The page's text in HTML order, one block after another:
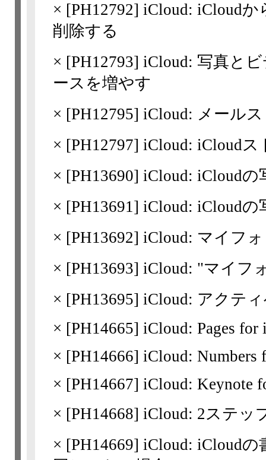
× [PH12792] iCloud: iCloud
削除する
× [PH12793] iCloud: 写真と
ースを増やす
× [PH12795] iCloud: メール
× [PH12797] iCloud: iCloud
× [PH13690] iCloud: iCloudの
× [PH13691] iCloud: iCloudの
× [PH13692] iCloud: マイフ
× [PH13693] iCloud: "マイフ
× [PH13695] iCloud: アクテ
× [PH14665] iCloud: Pages for
× [PH14666] iCloud: Numbers
× [PH14667] iCloud: Keynote
× [PH14668] iCloud: 2ステッ
× [PH14669] iCloud: iCloud